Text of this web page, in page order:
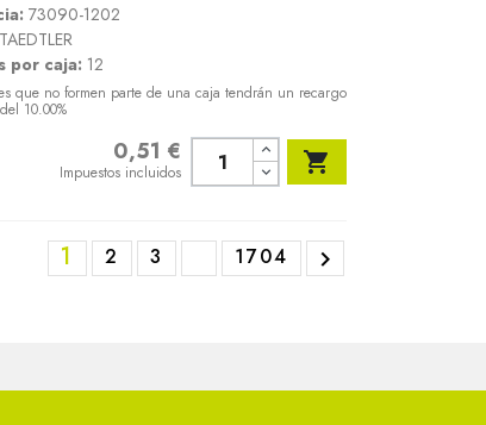
73090-1202
por caja: 12
que no formen parte de una caja tendrán un recargo
10.00%
0,51 €
Impuestos incluidos 
1 2 3 1704 